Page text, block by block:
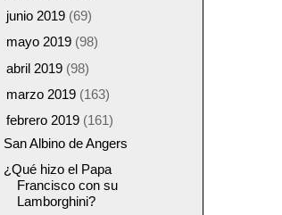
junio 2019 (69)
mayo 2019 (98)
abril 2019 (98)
marzo 2019 (163)
febrero 2019 (161)
San Albino de Angers
¿Qué hizo el Papa
Francisco con su
Lamborghini?